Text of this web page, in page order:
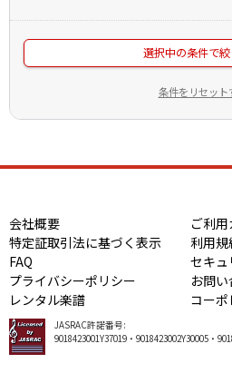
選択中の条件で
条件をリセット
会社概要
ご利
特定証取引法に基づく表示
利用規
FAQ
セキュ
プライバシーポリシー
お問
レンタル楽譜
コー
JASRAC許諾番号:
9018423001Y37019・9018423002Y30005・